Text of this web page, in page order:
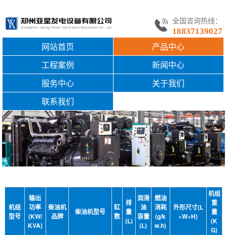
全国咨询热线：
18837139027
网站首页
产品中心
工程案例
新闻中心
服务中心
关于我们
联系我们
机组
型号
输出
功率
(KW/
KVA)
柴油机
品牌
柴油机型号
缸
数
排
量
(L)
润滑
油
容量
(L)
燃油
消耗
(g/k
w.h)
外形尺寸(L
×W×H)
机组
重
量
(K
G)